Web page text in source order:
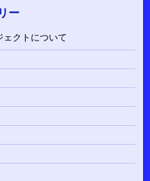
ー
ェクトについて